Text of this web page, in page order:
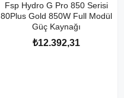
Fsp Hydro G Pro 850 Serisi
80Plus Gold 850W Full Modül
Güç Kaynağı
₺12.392,31